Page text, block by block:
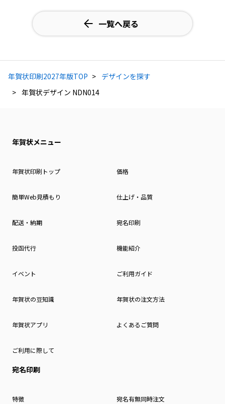
一覧へ戻る
年賀状印刷2027年版TOP
デザインを探す
年賀状デザイン NDN014
年賀状メニュー
年賀状印刷トップ 価格
簡単Web見積もり 仕上げ・品質
配送・納期 宛名印刷
投函代行 機能紹介
イベント ご利用ガイド
年賀状の豆知識 年賀状の注文方法
年賀状アプリ よくあるご質問
ご利用に際して
宛名印刷
特徴 宛名有無同時注文